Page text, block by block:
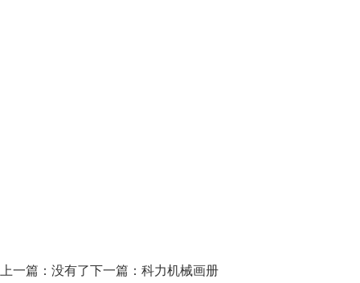
上一篇：没有了下一篇： 科力机械画册